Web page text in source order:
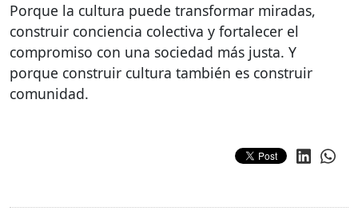
Porque la cultura puede transformar miradas,
construir conciencia colectiva y fortalecer el
compromiso con una sociedad más justa. Y
porque construir cultura también es construir
comunidad.